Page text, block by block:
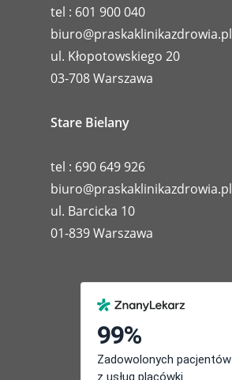
tel : 601 900 040
biuro@praskaklinikazdrowia.pl
ul. Kłopotowskiego 20
03-708 Warszawa
Stare Bielany
tel : 690 649 926
biuro@praskaklinikazdrowia.pl
ul. Barcicka 10
01-839 Warszawa